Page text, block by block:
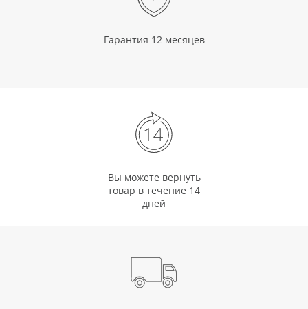
Гарантия 12 месяцев
Вы можете вернуть
товар в течение 14
дней